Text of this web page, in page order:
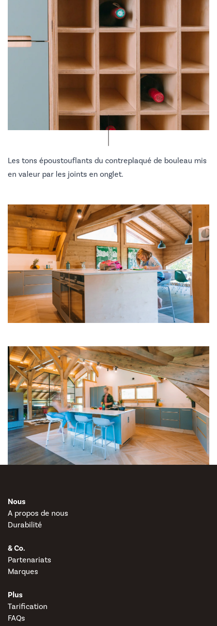
Les tons époustouflants du contreplaqué de bouleau mis
en valeur par les joints en onglet.
Nous
A propos de nous
Durabilité
& Co.
Partenariats
Marques
Plus
Tarification
FAQs